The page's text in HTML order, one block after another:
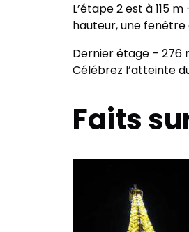
L’étape 2 est à 115
hauteur, une fenêtre
Dernier étage – 276
Célébrez l’atteinte
Faits